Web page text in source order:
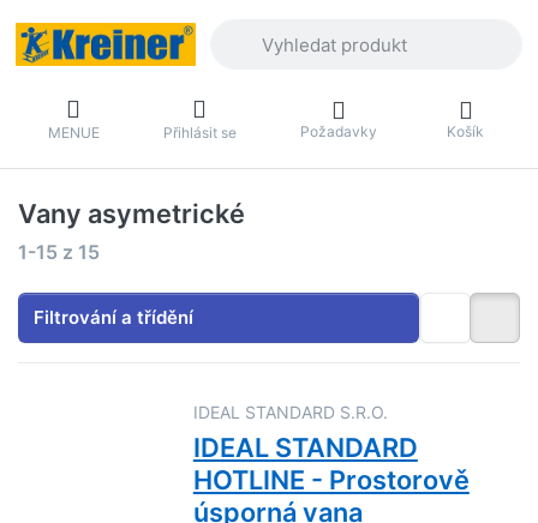
MENUE Přihlásit se Požadavky Košík
Vany asymetrické
Výsledky vyhledávání:
1-15 z 15
Filtrování a třídění
IDEAL STANDARD S.R.O.
IDEAL STANDARD
HOTLINE - Prostorově
úsporná vana